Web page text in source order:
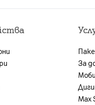
сключването на
възможността за
на
За
Max